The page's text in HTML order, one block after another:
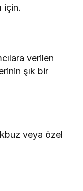
için.
verilen
şık bir
veya özel